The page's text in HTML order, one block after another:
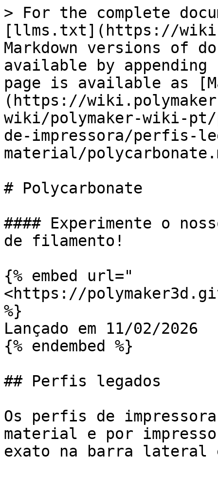
> For the complete
[llms.txt](https://
Markdown versions of
available by
page is available as
(https://
wiki/polymaker-wiki-
de-impressora/perfis-
material/
# Polycarbonate
#### Experimente o
de filamento!
{% embed url="
<https://
%}
Lançado em 11/02/2026
{% endembed %}
## Perfis legados
Os perfis de
material e por
exato na barra lateral